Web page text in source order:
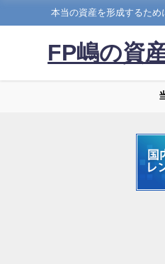
本当の資産を形成するため
FP嶋の資